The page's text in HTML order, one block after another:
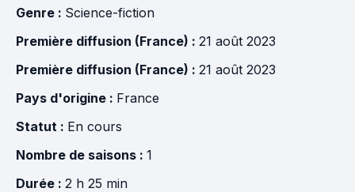
Genre : Science-fiction
Première diffusion (France) : 21 août 2023
Première diffusion (France) : 21 août 2023
Pays d'origine : France
Statut : En cours
Nombre de saisons : 1
Durée : 2 h 25 min